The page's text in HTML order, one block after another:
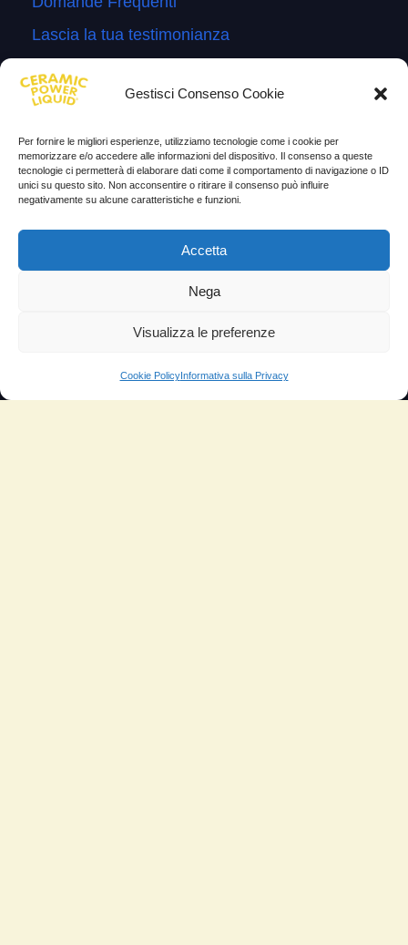
Gestisci Consenso Cookie
Per fornire le migliori esperienze, utilizziamo tecnologie come i cookie per
memorizzare e/o accedere alle informazioni del dispositivo. Il consenso a queste
tecnologie ci permetterà di elaborare dati come il comportamento di navigazione o ID
unici su questo sito. Non acconsentire o ritirare il consenso può influire
negativamente su alcune caratteristiche e funzioni.
Accetta
Nega
Visualizza le preferenze
Cookie PolicyInformativa sulla Privacy
Lascia la tua testimonianza
TESTIMONIANZE
Molto soddisfatti
Risparmio di carburante
Minor consumo di olio
Riduzione della rumorosità